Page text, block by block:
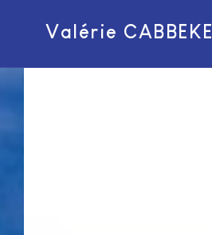
Valérie CABBEKE